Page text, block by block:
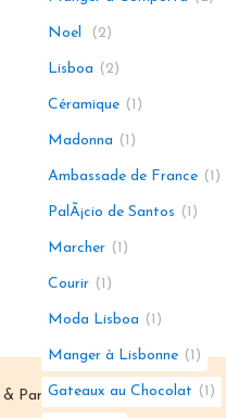
Noel 2
Lisboa 2
Céramique 1
Madonna 1
Ambassade de France 1
PalÃ¡cio de Santos 1
Marcher 1
Courir 1
Moda Lisboa 1
Manger à Lisbonne 1
Gateaux au Chocolat 1
& Partenaire deDunegestion